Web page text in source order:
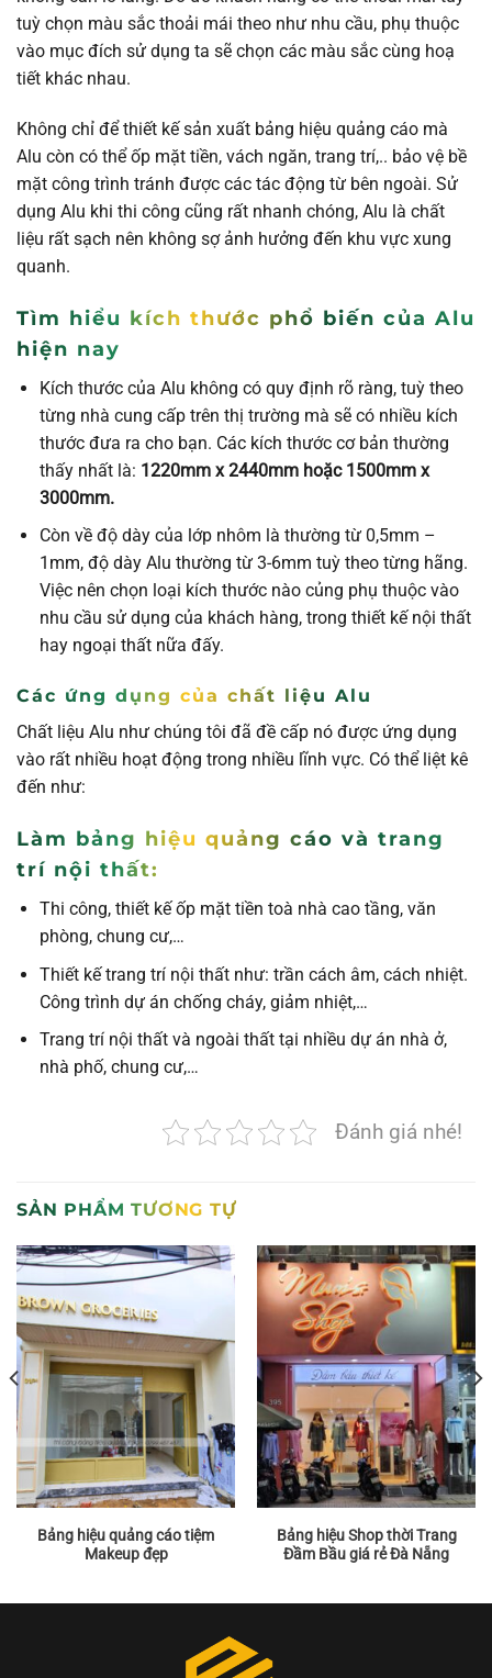
tuỳ chọn màu sắc thoải mái theo như nhu cầu, phụ thuộc
vào mục đích sử dụng ta sẽ chọn các màu sắc cùng hoạ
tiết khác nhau.
Không chỉ để thiết kế sản xuất bảng hiệu quảng cáo mà
Alu còn có thể ốp mặt tiền, vách ngăn, trang trí,.. bảo vệ bề
mặt công trình tránh được các tác động từ bên ngoài. Sử
dụng Alu khi thi công cũng rất nhanh chóng, Alu là chất
liệu rất sạch nên không sợ ảnh hưởng đến khu vực xung
quanh.
Tìm hiểu kích thước phổ biến của Alu
hiện nay
Kích thước của Alu không có quy định rõ ràng, tuỳ theo
từng nhà cung cấp trên thị trường mà sẽ có nhiều kích
thước đưa ra cho bạn. Các kích thước cơ bản thường
thấy nhất là: 1220mm x 2440mm hoặc 1500mm x
3000mm.
Còn về độ dày của lớp nhôm là thường từ 0,5mm –
1mm, độ dày Alu thường từ 3-6mm tuỳ theo từng hãng.
Việc nên chọn loại kích thước nào củng phụ thuộc vào
nhu cầu sử dụng của khách hàng, trong thiết kế nội thất
hay ngoại thất nữa đấy.
Các ứng dụng của chất liệu Alu
Chất liệu Alu như chúng tôi đã đề cấp nó được ứng dụng
vào rất nhiều hoạt động trong nhiều lĩnh vực. Có thể liệt kê
đến như:
Làm bảng hiệu quảng cáo và trang
trí nội thất:
Thi công, thiết kế ốp mặt tiền toà nhà cao tầng, văn
phòng, chung cư,…
Thiết kế trang trí nội thất như: trần cách âm, cách nhiệt.
Công trình dự án chống cháy, giảm nhiệt,…
Trang trí nội thất và ngoài thất tại nhiều dự án nhà ở,
nhà phố, chung cư,…
Đánh giá nhé!
SẢN PHẨM TƯƠNG TỰ
Bảng hiệu quảng cáo tiệm
Makeup đẹp
Bảng hiệu Shop thời Trang
Đầm Bầu giá rẻ Đà Nẵng